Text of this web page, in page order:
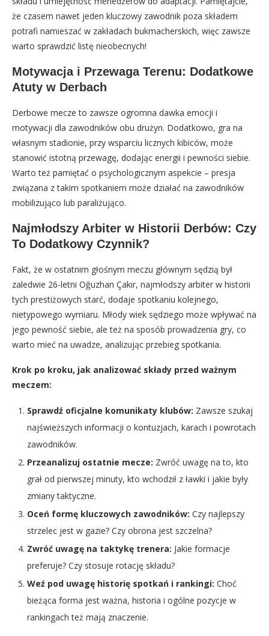
że czasem nawet jeden kluczowy zawodnik poza składem
potrafi namieszać w zakładach bukmacherskich, więc zawsze
warto sprawdzić listę nieobecnych!
Motywacja i Przewaga Terenu: Dodatkowe
Atuty w Derbach
Derbowe mecze to zawsze ogromna dawka emocji i
motywacji dla zawodników obu drużyn. Dodatkowo, gra na
własnym stadionie, przy wsparciu licznych kibiców, może
stanowić istotną przewagę, dodając energii i pewności siebie.
Warto też pamiętać o psychologicznym aspekcie – presja
związana z takim spotkaniem może działać na zawodników
mobilizująco lub paraliżująco.
Najmłodszy Arbiter w Historii Derbów: Czy
To Dodatkowy Czynnik?
Fakt, że w ostatnim głośnym meczu głównym sędzią był
zaledwie 26-letni Oğuzhan Çakır, najmłodszy arbiter w historii
tych prestiżowych starć, dodaje spotkaniu kolejnego,
nietypowego wymiaru. Młody wiek sędziego może wpływać na
jego pewność siebie, ale też na sposób prowadzenia gry, co
warto mieć na uwadze, analizując przebieg spotkania.
Krok po kroku, jak analizować składy przed ważnym
meczem:
Sprawdź oficjalne komunikaty klubów: Zawsze szukaj
najświeższych informacji o kontuzjach, karach i powrotach
zawodników.
Przeanalizuj ostatnie mecze: Zwróć uwagę na to, kto
grał od pierwszej minuty, kto wchodził z ławki i jakie były
zmiany taktyczne.
Oceń formę kluczowych zawodników: Czy najlepszy
strzelec jest w gazie? Czy obrona jest szczelna?
Zwróć uwagę na taktykę trenera: Jakie formacje
preferuje? Czy stosuje rotację składu?
Weź pod uwagę historię spotkań i rankingi: Choć
bieżąca forma jest ważna, historia i ogólne pozycje w
rankingach też mają znaczenie.